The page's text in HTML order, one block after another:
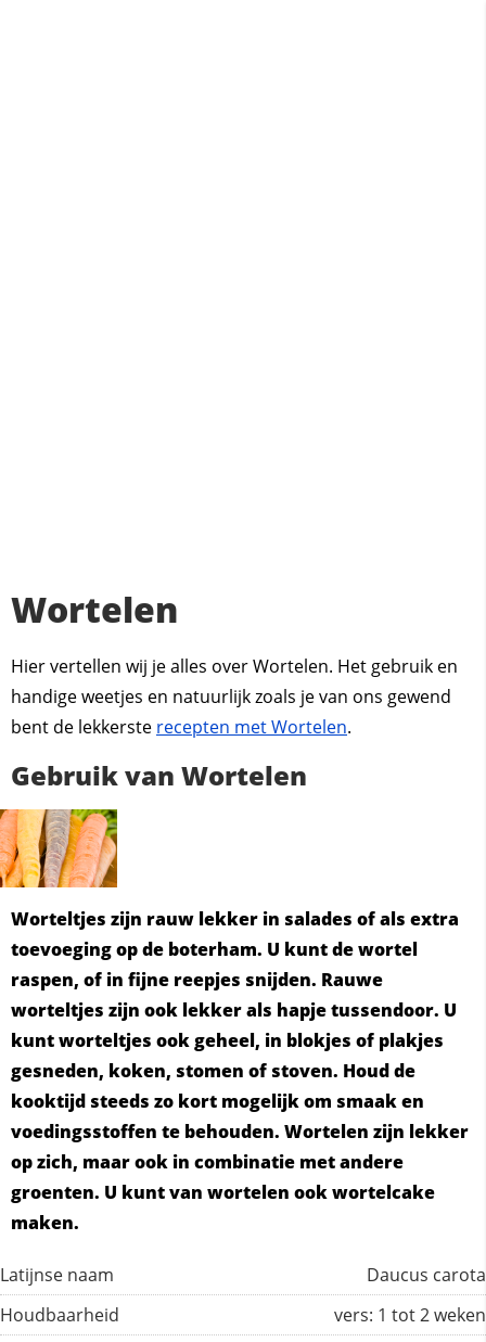
Wortelen
Hier vertellen wij je alles over Wortelen. Het gebruik en
handige weetjes en natuurlijk zoals je van ons gewend
bent de lekkerste recepten met Wortelen.
Gebruik van Wortelen
Worteltjes zijn rauw lekker in salades of als extra
toevoeging op de boterham. U kunt de wortel
raspen, of in fijne reepjes snijden. Rauwe
worteltjes zijn ook lekker als hapje tussendoor. U
kunt worteltjes ook geheel, in blokjes of plakjes
gesneden, koken, stomen of stoven. Houd de
kooktijd steeds zo kort mogelijk om smaak en
voedingsstoffen te behouden. Wortelen zijn lekker
op zich, maar ook in combinatie met andere
groenten. U kunt van wortelen ook wortelcake
maken.
Daucus carota
Latijnse naam
vers: 1 tot 2 weken
Houdbaarheid